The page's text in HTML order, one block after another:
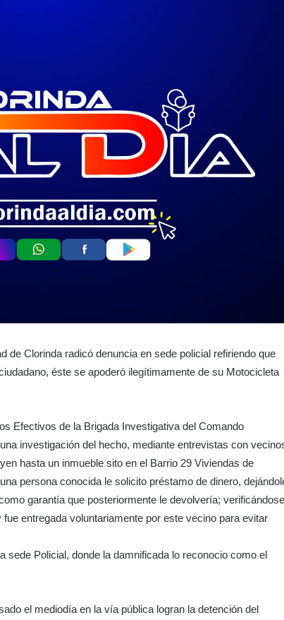
de Clorinda radicó denuncia en sede policial refiriendo que
éste se apoderó ilegítimamente de su Motocicleta
Efectivos de la Brigada Investigativa del Comando
investigación del hecho, mediante entrevistas con
hasta un inmueble sito en el Barrio 29 Viviendas de
persona conocida le solicito préstamo de dinero,
garantía que posteriormente le devolvería; verificándose
entregada voluntariamente por este vecino para evitar
sede Policial, donde la damnificada lo reconocio como el
el mediodía en la vía pública logran la detención del